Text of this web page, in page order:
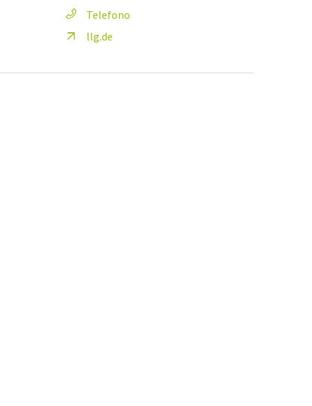
Telefono
llg.de